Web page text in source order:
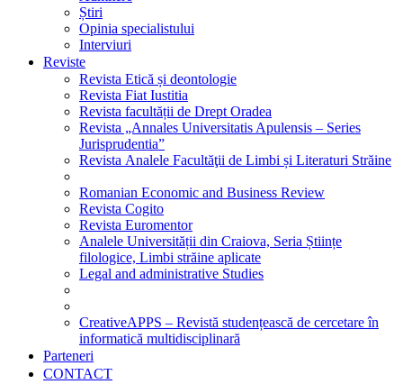
Știri
Opinia specialistului
Interviuri
Reviste
Revista Etică și deontologie
Revista Fiat Iustitia
Revista facultății de Drept Oradea
Revista „Annales Universitatis Apulensis – Series
Jurisprudentia”
Revista Analele Facultăţii de Limbi și Literaturi Străine
Romanian Economic and Business Review
Revista Cogito
Revista Euromentor
Analele Universității din Craiova, Seria Științe
filologice, Limbi străine aplicate
Legal and administrative Studies
CreativeAPPS – Revistă studențească de cercetare în
informatică multidisciplinară
Parteneri
CONTACT